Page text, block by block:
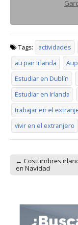
Tags: actividades
au pair Irlanda
Estudiar en Dublín
Estudiar en Irlanda
trabajar en el
vivir en el extranjero
Post navigation
← Costumbres
en Navidad